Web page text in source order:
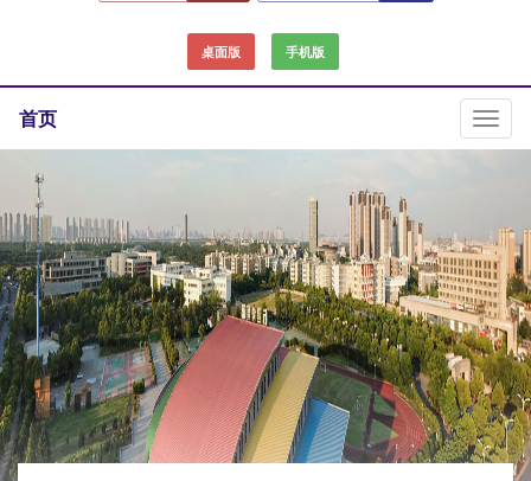
桌面版 手机版
切
换
首页